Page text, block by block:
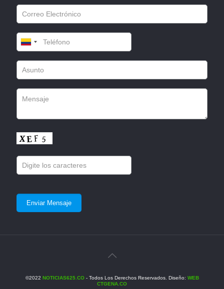
©2022 NOTICIAS625.CO- Todos Los Derechos Reservados. Diseño: WEB
CTGENA.CO